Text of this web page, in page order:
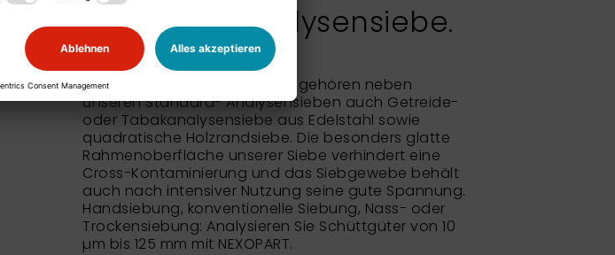
NEXOPART Analysensiebe.
Zum NEXOPART Siebsortiment gehören neben
unseren Standard- Analysensieben auch Getreide-
oder Tabakanalysensiebe aus Edelstahl sowie
quadratische Holzrandsiebe. Die besonders glatte
Rahmenoberfläche unserer Siebe verhindert eine
Cross-Kontaminierung und das Siebgewebe behält
auch nach intensiver Nutzung seine gute Spannung.
Handsiebung, konventionelle Siebung, Nass- oder
Trockensiebung: Analysieren Sie Schüttgüter von 10
µm bis 125 mm mit NEXOPART.